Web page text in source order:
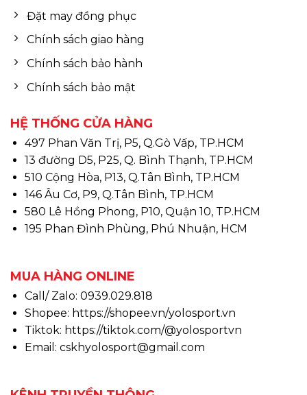
Đặt may đồng phục
Chính sách giao hàng
Chính sách bảo hành
Chính sách bảo mật
HỆ THỐNG CỬA HÀNG
497 Phan Văn Trị, P5, Q.Gò Vấp, TP.HCM
13 đường D5, P25, Q. Bình Thạnh, TP.HCM
510 Cộng Hòa, P13, Q.Tân Bình, TP.HCM
146 Âu Cơ, P9, Q.Tân Bình, TP.HCM
580 Lê Hồng Phong, P10, Quận 10, TP.HCM
195 Phan Đình Phùng, Phú Nhuận, HCM
MUA HÀNG ONLINE
Call/ Zalo: 0939.029.818
Shopee: https://shopee.vn/yolosport.vn
Tiktok: https://tiktok.com/@yolosportvn
Email: cskhyolosport@gmail.com